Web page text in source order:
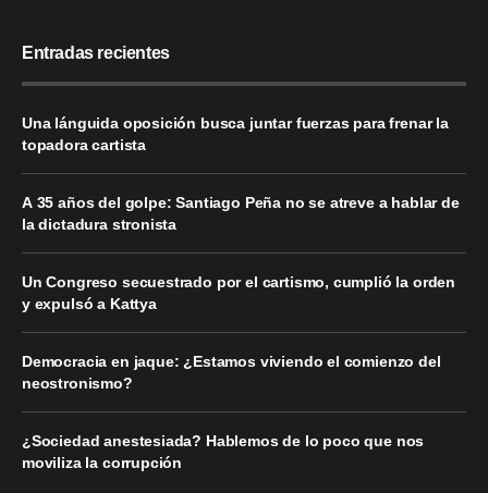
Entradas recientes
Una lánguida oposición busca juntar fuerzas para frenar la
topadora cartista
A 35 años del golpe: Santiago Peña no se atreve a hablar de
la dictadura stronista
Un Congreso secuestrado por el cartismo, cumplió la orden
y expulsó a Kattya
Democracia en jaque: ¿Estamos viviendo el comienzo del
neostronismo?
¿Sociedad anestesiada? Hablemos de lo poco que nos
moviliza la corrupción